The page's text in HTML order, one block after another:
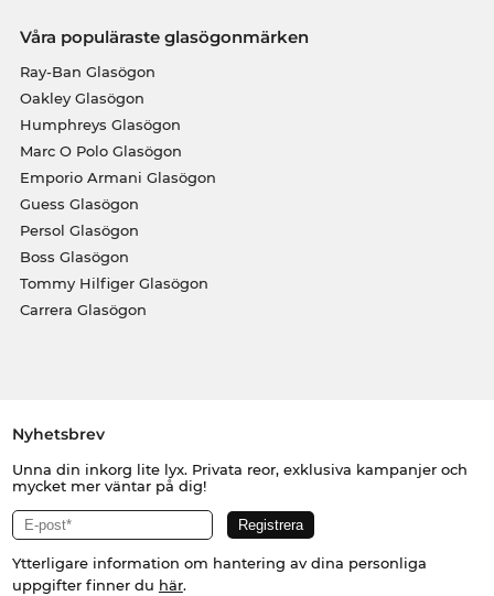
Våra populäraste glasögonmärken
Ray-Ban Glasögon
Oakley Glasögon
Humphreys Glasögon
Marc O Polo Glasögon
Emporio Armani Glasögon
Guess Glasögon
Persol Glasögon
Boss Glasögon
Tommy Hilfiger Glasögon
Carrera Glasögon
Nyhetsbrev
Unna din inkorg lite lyx. Privata reor, exklusiva kampanjer och
mycket mer väntar på dig!
Ytterligare information om hantering av dina personliga
uppgifter finner du här.